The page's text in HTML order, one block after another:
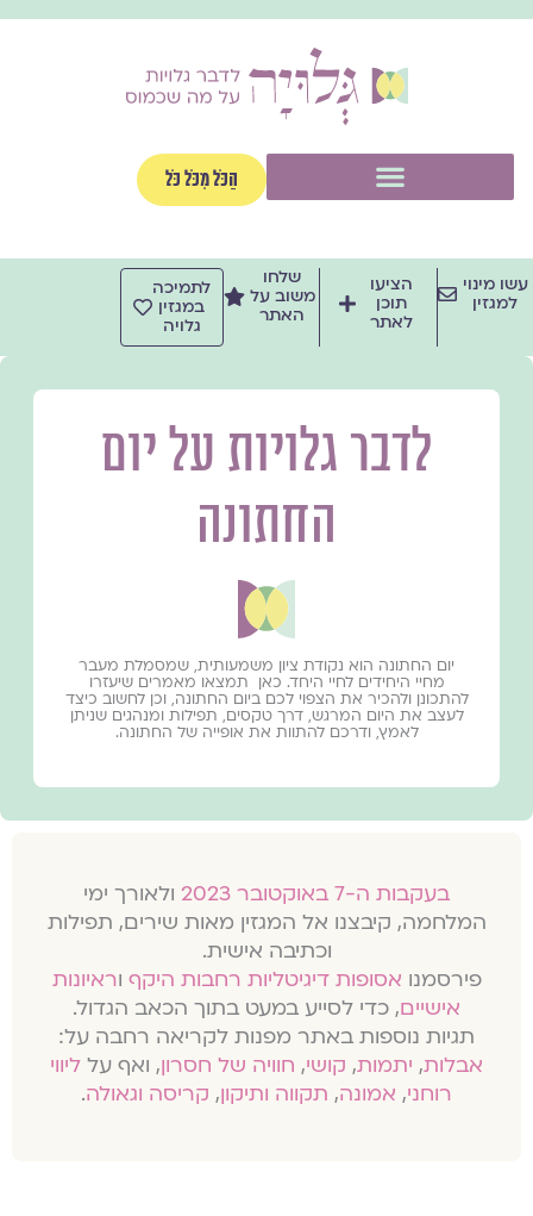
הַכֹּל מִכֹּל כֹּל
עשו מינוי
למגזין
הציעו
תוכן
לאתר
שלחו
משוב על
האתר
לתמיכה
במגזין
גלויה
לדבר גלויות על יום
החתונה
יום החתונה הוא נקודת ציון משמעותית, שמסמלת מעבר
מחיי היחידים לחיי היחד. כאן תמצאו מאמרים שיעזרו
להתכונן ולהכיר את הצפוי לכם ביום החתונה, וכן לחשוב כיצד
לעצב את היום המרגש, דרך טקסים, תפילות ומנהגים שניתן
לאמץ, ודרכם להתוות את אופייה של החתונה.
בעקבות ה-7 באוקטובר 2023
ולאורך ימי
המלחמה, קיבצנו אל המגזין מאות שירים, תפילות
וכתיבה אישית.
פירסמנו אסופות דיגיטליות רחבות היקףוראיונות
אישיים, כדי לסייע במעט בתוך הכאב הגדול.
תגיות נוספות באתר מפנות לקריאה רחבה על:
אבלות, יתמות, קושי, חוויה של חסרון, ואף על ליווי
רוחני, אמונה, תקווה ותיקון, קריסה וגאולה.